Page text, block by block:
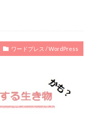
ワードプレス / WordPress